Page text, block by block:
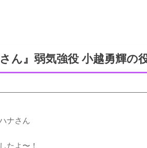
さん』弱気強役 小越勇輝の
ナさん
たよ〜！